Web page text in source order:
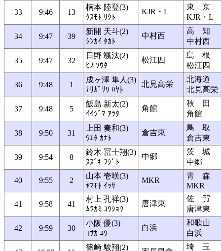
33 9:46 13
楠本 陸登(3)
ｸｽﾓﾄ ﾘｸﾄ
KJR・L
東 京
KJR・L
34 9:47 39
新開 天斗(2)
ｼﾝｶｲ ﾀｶﾄ
中村西
高 知
中村西
35 9:47 32
日野 颯汰(2)
ﾋﾉ ｿｳﾀ
松江四
島 根
松江四
36 9:48 1
成ヶ澤 隼人(3)
ﾅﾘｶﾞｻﾜ ﾊﾔﾄ
北見高栄
北海道
北見高栄
37 9:48 5
飯島 新太(2)
ｲｲｼﾞﾏ ｱﾗﾀ
角館
秋 田
角館
38 9:50 31
上田 奏和(3)
ｳｴﾀ ｶﾅﾄ
倉吉東
鳥 取
倉吉東
39 9:54 8
鈴木 冨士翔(3)
ｽｽﾞｷ ﾌｼﾞﾄ
中郷
茨 城
中郷
40 9:55 2
山本 壱咲(3)
ﾔﾏﾓﾄ ｲｯｻ
MKR
青 森
MKR
41 9:58 41
村上 孔祥(3)
ﾑﾗｶﾐ ｺｳｼｮｳ
唐津東
佐 賀
唐津東
42 9:59 30
小阪 優(3)
ｺｻｶ ﾕｳ
白浜
和歌山
白浜
篠﨑 駿翔(2) 埼 玉